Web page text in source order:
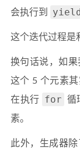
会执行到
yield
这个迭代过程是
换句话说，如果
这个 5 个元素
在执行
for 循
素。
此外，生成器